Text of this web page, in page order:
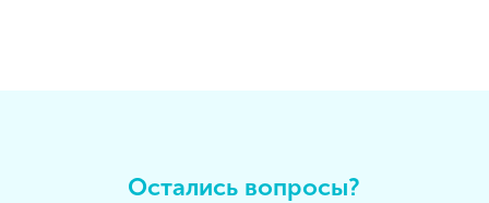
Остались вопросы?